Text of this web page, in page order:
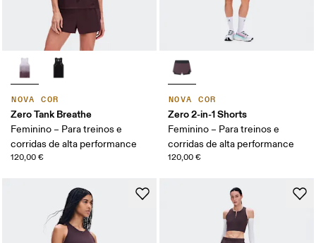
NOVA COR
Zero Tank Breathe
Feminino – Para treinos e
corridas de alta performance
120,00 €
NOVA COR
Zero 2-in-1 Shorts
Feminino – Para treinos e
corridas de alta performance
120,00 €